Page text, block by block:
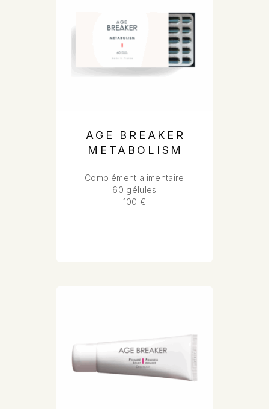
AGE BREAKER
METABOLISM
Complément alimentaire
60 gélules
100 €